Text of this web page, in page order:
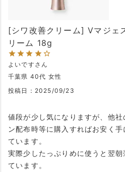
[シワ改善クリーム] Vマジェ
リーム 18g
よいです
千葉県 40代 女性
投稿日
2025/09/23
値段が少し気になりますが、他
ン配布時等に購入すればお安く
ています。
実際少したっぷりめに使うと翌朝
ています。